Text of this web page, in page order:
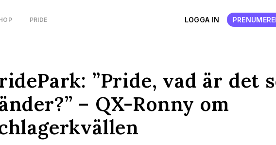
PRIDE LOGGA IN
”Pride, vad är det
– QX-Ronny om